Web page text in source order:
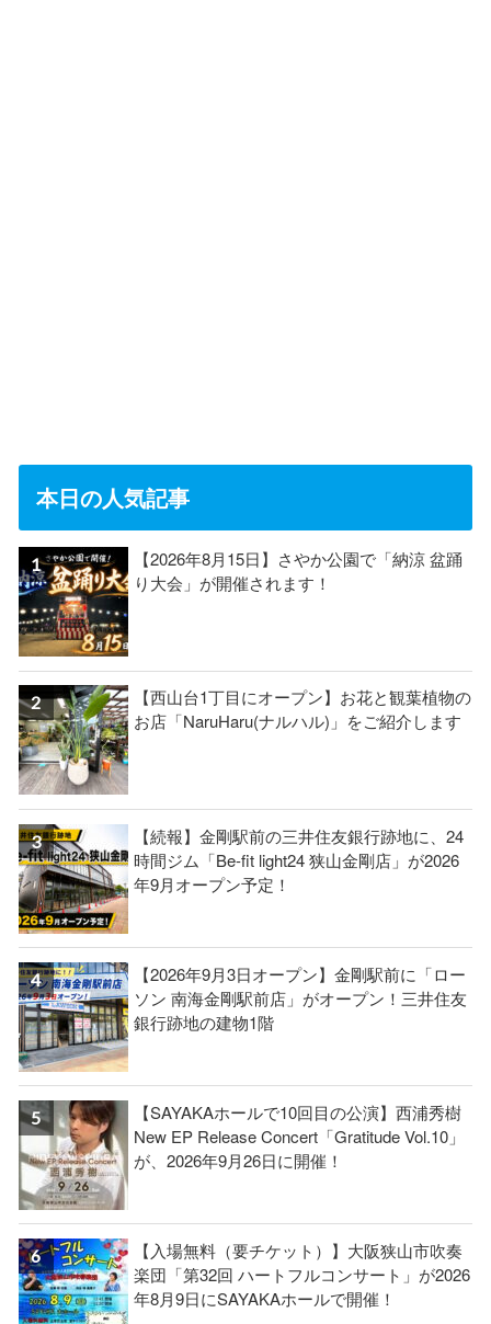
本日の人気記事
【2026年8月15日】さやか公園で「納涼 盆踊
り大会」が開催されます！
【西山台1丁目にオープン】お花と観葉植物の
お店「NaruHaru(ナルハル)」をご紹介します
【続報】金剛駅前の三井住友銀行跡地に、24
時間ジム「Be-fit light24 狭山金剛店」が2026
年9月オープン予定！
【2026年9月3日オープン】金剛駅前に「ロー
ソン 南海金剛駅前店」がオープン！三井住友
銀行跡地の建物1階
【SAYAKAホールで10回目の公演】西浦秀樹
New EP Release Concert「Gratitude Vol.10」
が、2026年9月26日に開催！
【入場無料（要チケット）】大阪狭山市吹奏
楽団「第32回 ハートフルコンサート」が2026
年8月9日にSAYAKAホールで開催！